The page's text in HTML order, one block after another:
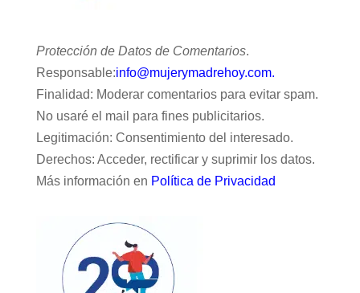
Protección de Datos de Comentarios.
Responsable:info@mujerymadrehoy.com.
Finalidad: Moderar comentarios para evitar spam.
No usaré el mail para fines publicitarios.
Legitimación: Consentimiento del interesado.
Derechos: Acceder, rectificar y suprimir los datos.
Más información en Política de Privacidad